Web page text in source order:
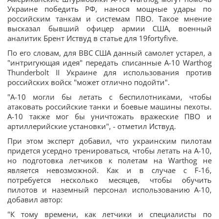
Украине победить РФ, нанося мощные удары по
российским танкам и системам ПВО. Такое мнение
высказал бывший офицер армии США, военный
аналитик Брент Иствуд в статье для 19fortyfive.
По его словам, для ВВС США данный самолет устарел, а
"интригующая идея" передать списанные A-10 Warthog
Thunderbolt II Украине для использования против
российских войск "может отлично подойти".
"A-10 могли бы летать с беспилотниками, чтобы
атаковать российские танки и боевые машины пехоты.
A-10 также мог бы уничтожать вражеские ПВО и
артиллерийские установки", - отметил Иствуд.
При этом эксперт добавил, что украинским пилотам
придется усердно тренироваться, чтобы летать на A-10,
но подготовка летчиков к полетам на Warthog не
является невозможной. Как и в случае с F-16,
потребуется несколько месяцев, чтобы обучить
пилотов и наземный персонал использованию A-10,
добавил автор:
"К тому времени, как летчики и специалисты по